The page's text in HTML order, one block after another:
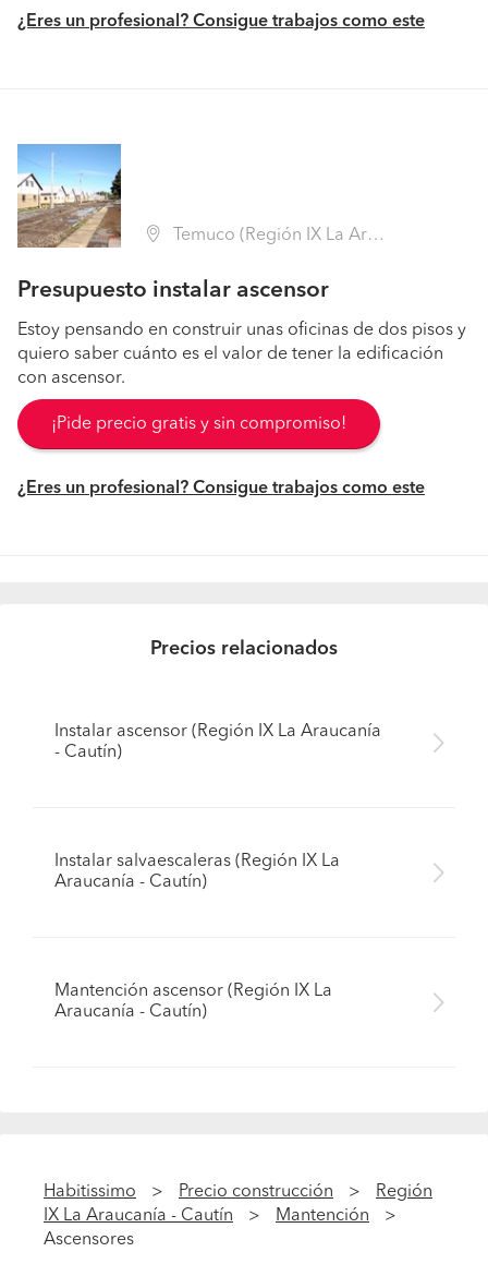
¿Eres un profesional? Consigue trabajos como este
Temuco (Región IX La Araucanía - Cautín)
Presupuesto instalar ascensor
Estoy pensando en construir unas oficinas de dos pisos y
quiero saber cuánto es el valor de tener la edificación
con ascensor.
¡Pide precio gratis y sin compromiso!
¿Eres un profesional? Consigue trabajos como este
Precios relacionados
Instalar ascensor (Región IX La Araucanía
- Cautín)
Instalar salvaescaleras (Región IX La
Araucanía - Cautín)
Mantención ascensor (Región IX La
Araucanía - Cautín)
Habitissimo Precio construcción
Región
IX La Araucanía - Cautín
Mantención
Ascensores